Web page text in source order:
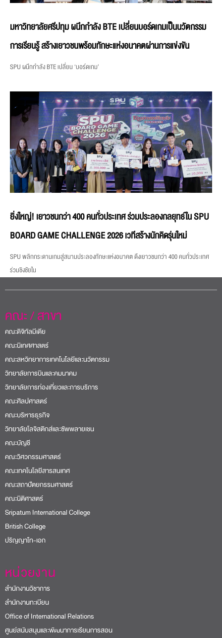
มหาวิทยาลัยศรีปทุม ผนึกกำลัง BTE เปลี่ยนบอร์ดเกมเป็นนวัตกรรม
การเรียนรู้ สร้างเยาวชนพร้อมทักษะแห่งอนาคตผ่านการแข่งขัน
SPU ผนึกกำลัง BTE เปลี่ยน ‘บอร์ดเกม’
ยิ่งใหญ่! เยาวชนกว่า 400 คนทั่วประเทศ ร่วมประลองกลยุทธ์ใน SPU
BOARD GAME CHALLENGE 2026 เวทีสร้างนักคิดรุ่นใหม่
SPU พลิกกระดานเกมสู่สนามประลองทักษะแห่งอนาคต ดึงเยาวชนกว่า 400 คนทั่วประเทศ
ร่วมชิงชัยใน
คณะ / สาขา
คณะดิจิทัลมีเดีย
คณะนิเทศศาสตร์
คณะสหวิทยาการเทคโนโลยีและนวัตกรรม
วิทยาลัยการบินและคมนาคม
วิทยาลัยการท่องเที่ยวและการบริการ
คณะศิลปศาสตร์
คณะบริหารธุรกิจ
วิทยาลัยโลจิสติกส์และซัพพลายเชน
คณะบัญชี
คณะวิศวกรรมศาสตร์
คณะเทคโนโลยีสารสนเทศ
คณะสถาปัตยกรรมศาสตร์
คณะนิติศาสตร์
Sripatum International College
British College
ปริญญาโท-เอก
หน่วยงาน
สำนักงานวิชาการ
สำนักงานทะเบียน
Office of International Relations
ศูนย์สนับสนุนและพัฒนาการเรียนการสอน